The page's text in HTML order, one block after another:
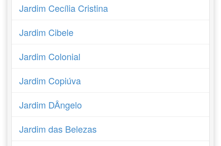
Jardim Cecília Cristina
Jardim Cibele
Jardim Colonial
Jardim Copiúva
Jardim DÂngelo
Jardim das Belezas